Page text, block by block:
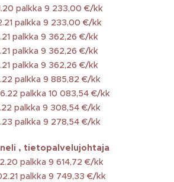
palkka 9 233,00 €/kk
palkka 9 233,00 €/kk
palkka 9 362,26 €/kk
palkka 9 362,26 €/kk
palkka 9 362,26 €/kk
palkka 9 885,82 €/kk
palkka 10 083,54 €/kk
palkka 9 308,54 €/kk
palkka 9 278,54 €/kk
, tietopalvelujohtaja
palkka 9 614,72 €/kk
palkka 9 749,33 €/kk